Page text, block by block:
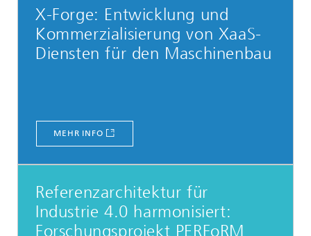
X-Forge: Entwicklung und
Kommerzialisierung von XaaS-
Diensten für den Maschinenbau
MEHR INFO
Referenzarchitektur für
Industrie 4.0 harmonisiert:
Forschungsprojekt PERFoRM